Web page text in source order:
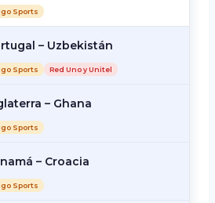
Sports
– Uzbekistán
Sports Red Uno y Unitel
– Ghana
Sports
– Croacia
Sports